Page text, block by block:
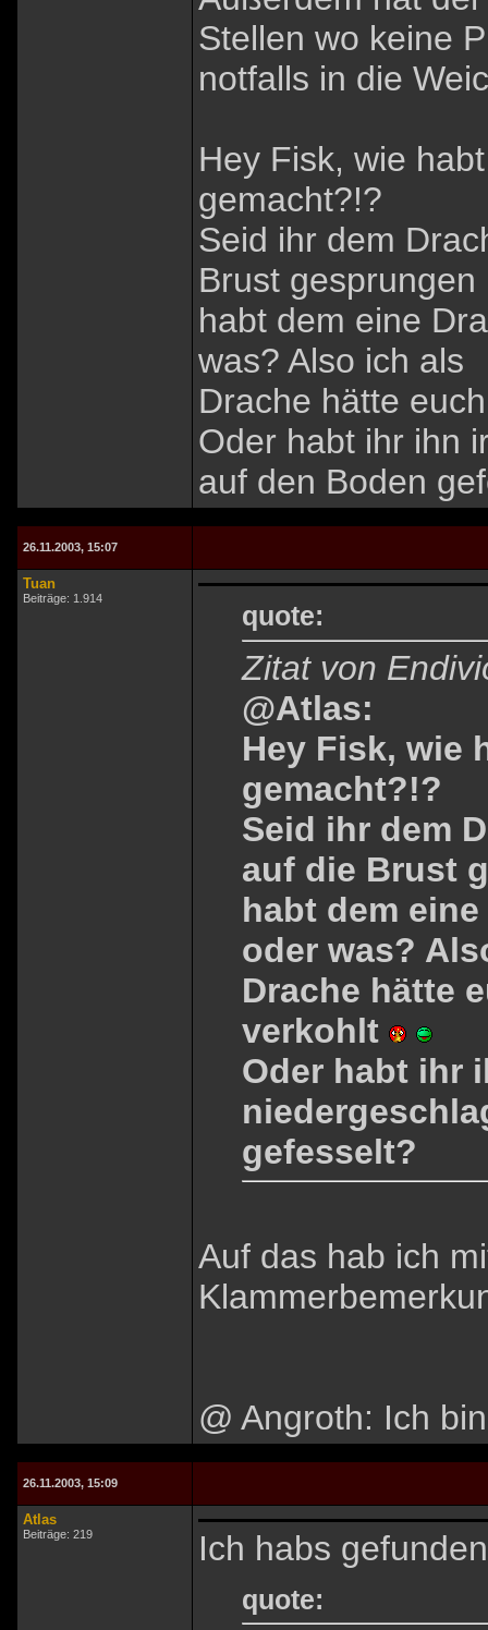
Stellen wo keine
notfalls in die
Hey Fisk, wie
gemacht?!?
Seid ihr dem
Brust gesprungen
habt dem eine
was? Also ich als
Drache hätte
Oder habt ihr ihn
auf den Boden
26.11.2003, 15:07
Tuan
Beiträge: 1.914
quote:
Zitat von
@Atlas:
Hey Fisk, wie
gemacht?!?
Seid ihr dem
auf die Brust
habt dem
oder was?
Drache hätte
verkohlt
Oder habt ihr
gefesselt?
Auf das hab ich
@ Angroth: Ich
26.11.2003, 15:09
Atlas
Beiträge: 219 Ich habs
quote: